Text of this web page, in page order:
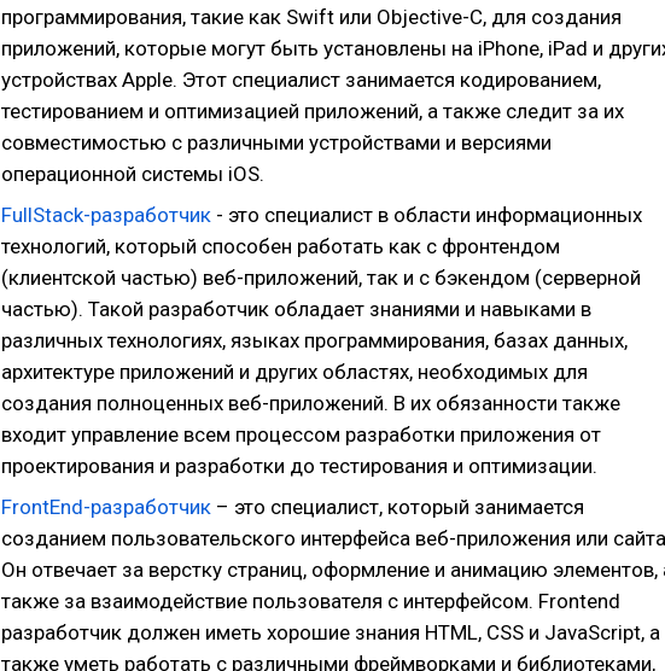
программирования, такие как Swift или Objective-C, для создания
приложений, которые могут быть установлены на iPhone, iPad и
устройствах Apple. Этот специалист занимается кодированием,
тестированием и оптимизацией приложений, а также следит за их
совместимостью с различными устройствами и версиями
операционной системы iOS.
FullStack-разработчик - это специалист в области информационных
технологий, который способен работать как с фронтендом
(клиентской частью) веб-приложений, так и с бэкендом (серверной
частью). Такой разработчик обладает знаниями и навыками в
различных технологиях, языках программирования, базах данных,
архитектуре приложений и других областях, необходимых для
создания полноценных веб-приложений. В их обязанности также
входит управление всем процессом разработки приложения от
проектирования и разработки до тестирования и оптимизации.
FrontEnd-разработчик – это специалист, который занимается
созданием пользовательского интерфейса веб-приложения или
Он отвечает за верстку страниц, оформление и анимацию элементов,
также за взаимодействие пользователя с интерфейсом. Frontend
разработчик должен иметь хорошие знания HTML, CSS и JavaScript, а
также уметь работать с различными фреймворками и библиотеками,